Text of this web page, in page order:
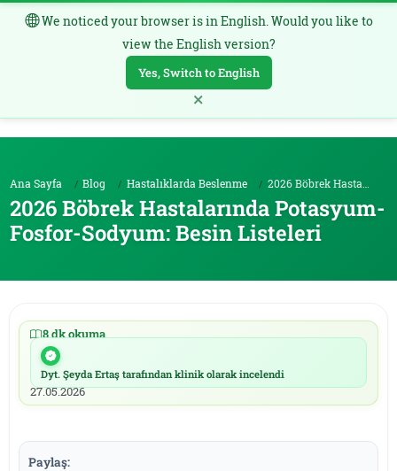
We noticed your browser is in English. Would you like to
view the English version?
Yes, Switch to English
×
TR
Ana Sayfa Blog Hastalıklarda Beslenme 2026 Böbrek Hastalarında Potasyum-Fosfor-Sodyum: B...
2026 Böbrek Hastalarında Potasyum-
Fosfor-Sodyum: Besin Listeleri
8 dk okuma
23.05.2026
27.05.2026
Dyt. Şeyda Ertaş tarafından klinik olarak incelendi
Paylaş: